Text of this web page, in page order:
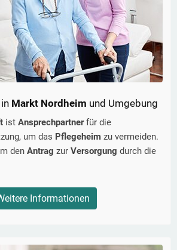
Markt Nordheim und Umgebung
ist Ansprechpartnerfür die
um das Pflegeheim zu vermeiden.
den Antrag zur Versorgung durch die
Informationen